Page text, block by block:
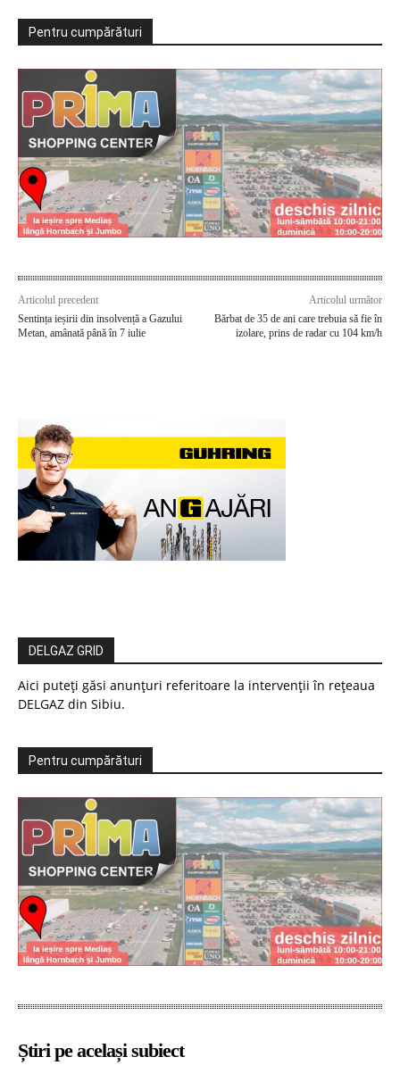
Pentru cumpărături
Articolul precedent
Sentința ieșirii din insolvență a Gazului
Metan, amânată până în 7 iulie
Articolul următor
Bărbat de 35 de ani care trebuia să fie în
izolare, prins de radar cu 104 km/h
DELGAZ GRID
Aici puteți găsi anunțuri referitoare la intervenții în rețeaua
DELGAZ din Sibiu.
Pentru cumpărături
Știri pe același subiect